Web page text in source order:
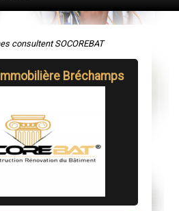
consultent SOCOREBAT
Bréchamps